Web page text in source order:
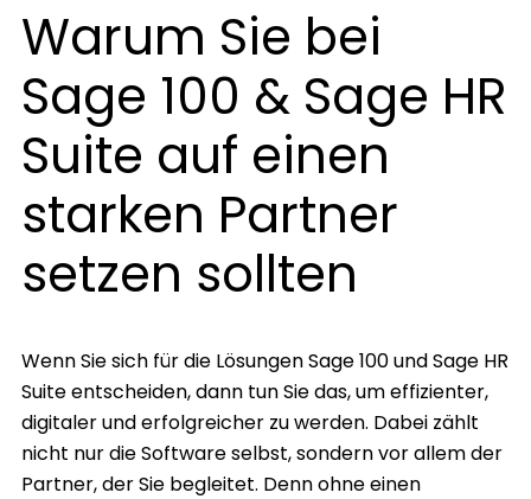
Warum Sie bei
Sage 100 & Sage HR
Suite auf einen
starken Partner
setzen sollten
Wenn Sie sich für die Lösungen Sage 100 und Sage HR
Suite entscheiden, dann tun Sie das, um effizienter,
digitaler und erfolgreicher zu werden. Dabei zählt
nicht nur die Software selbst, sondern vor allem der
Partner, der Sie begleitet. Denn ohne einen